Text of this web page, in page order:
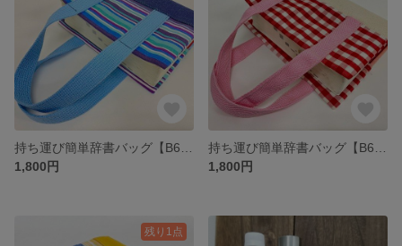
1,800円
1,800円
残り1点